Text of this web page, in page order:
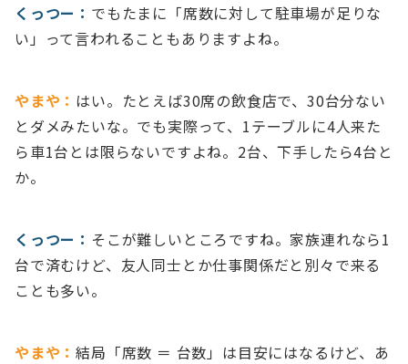
くっつー： でもたまに「席数に対して駐車場が足りな
い」って言われることもありますよね。
やまや： はい。たとえば30席の飲食店で、30台分ない
とダメみたいな。でも実際って、1テーブルに4人来た
ら車1台とは限らないですよね。2台、下手したら4台と
か。
くっつー： そこが難しいところですね。家族連れなら1
台で済むけど、友人同士とか仕事関係だと別々で来る
ことも多い。
やまや：結局「席数 ＝ 台数」は目安にはなるけど、あ